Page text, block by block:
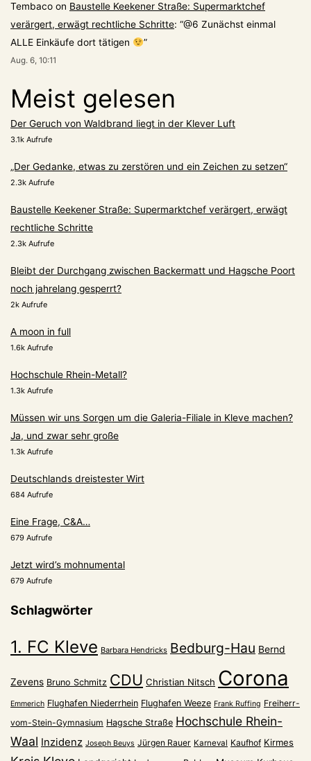
Tembaco on Baustelle Keekener Straße: Supermarktchef
verärgert, erwägt rechtliche Schritte: “@6 Zunächst einmal
ALLE Einkäufe dort tätigen
”
Aug. 6, 10:11
Meist gelesen
Der Geruch von Waldbrand liegt in der Klever Luft
3.1k Aufrufe
„Der Gedanke, etwas zu zerstören und ein Zeichen zu setzen“
2.3k Aufrufe
Baustelle Keekener Straße: Supermarktchef verärgert, erwägt
rechtliche Schritte
2.3k Aufrufe
Bleibt der Durchgang zwischen Backermatt und Hagsche Poort
noch jahrelang gesperrt?
2k Aufrufe
A moon in full
1.6k Aufrufe
Hochschule Rhein-Metall?
1.3k Aufrufe
Müssen wir uns Sorgen um die Galeria-Filiale in Kleve machen?
Ja, und zwar sehr große
1.3k Aufrufe
Deutschlands dreistester Wirt
684 Aufrufe
Eine Frage, C&A…
679 Aufrufe
Jetzt wird’s mohnumental
679 Aufrufe
Schlagwörter
1. FC Kleve Barbara Hendricks Bedburg-Hau Bernd
Zevens Bruno Schmitz CDU Christian Nitsch Corona
Emmerich Flughafen Niederrhein Flughafen Weeze Frank Ruffing Freiherr-
vom-Stein-Gymnasium Hagsche Straße Hochschule Rhein-
Waal Inzidenz Joseph Beuys Jürgen Rauer Karneval Kaufhof Kirmes